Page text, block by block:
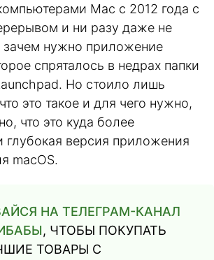
Mac с 2012 года с
и ни разу даже не
зачем нужно приложение
спряталось в недрах папки
Но стоило лишь
это такое и для чего нужно,
что это куда более
глубокая версия приложения
macOS.
НА ТЕЛЕГРАМ-КАНАЛ
, ЧТОБЫ ПОКУПАТЬ
ТОВАРЫ С